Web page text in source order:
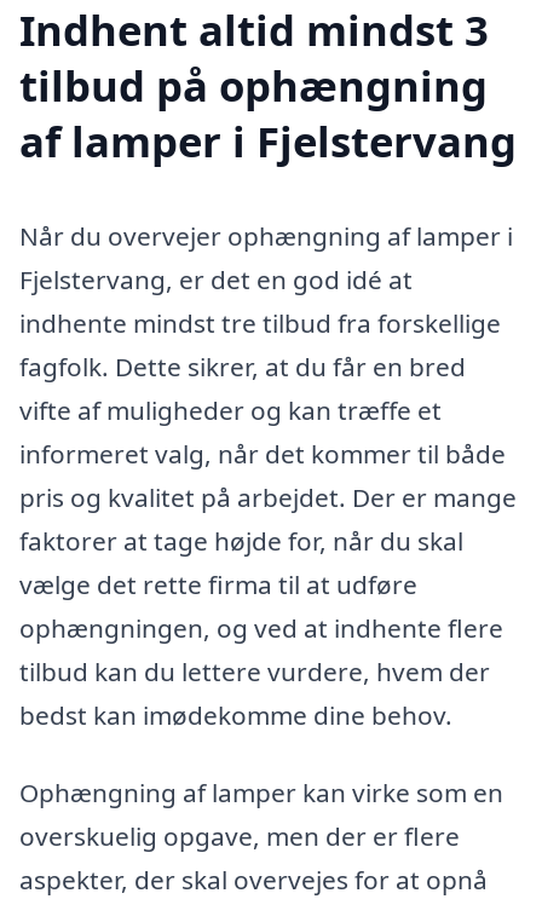
Indhent altid mindst 3
tilbud på ophængning
af lamper i Fjelstervang
Når du overvejer ophængning af lamper i
Fjelstervang, er det en god idé at
indhente mindst tre tilbud fra forskellige
fagfolk. Dette sikrer, at du får en bred
vifte af muligheder og kan træffe et
informeret valg, når det kommer til både
pris og kvalitet på arbejdet. Der er mange
faktorer at tage højde for, når du skal
vælge det rette firma til at udføre
ophængningen, og ved at indhente flere
tilbud kan du lettere vurdere, hvem der
bedst kan imødekomme dine behov.
Ophængning af lamper kan virke som en
overskuelig opgave, men der er flere
aspekter, der skal overvejes for at opnå